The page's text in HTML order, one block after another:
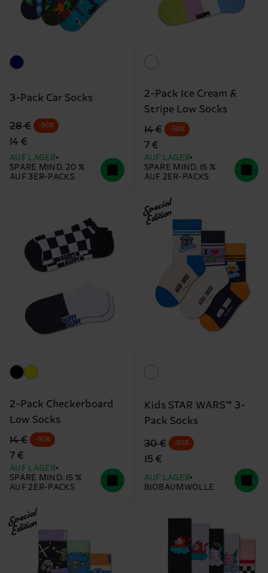
3-Pack Car Socks
Originalpreis
28 €
Reduzierter Preis
14 €
-50%
AUF LAGER
SPARE MIND. 20 %
AUF 3ER-PACKS
2-Pack Ice Cream &
Stripe Low Socks
Originalpreis
14 €
Reduzierter Preis
7 €
-50%
AUF LAGER
SPARE MIND. 15 %
AUF 2ER-PACKS
2-Pack Checkerboard
Low Socks
Originalpreis
14 €
Reduzierter Preis
7 €
-50%
AUF LAGER
SPARE MIND. 15 %
AUF 2ER-PACKS
Special
Edition
Kids STAR WARS™ 3-
Pack Socks
Originalpreis
30 €
Reduzierter Preis
15 €
-50%
AUF LAGER
BIOBAUMWOLLE
Special
Edition